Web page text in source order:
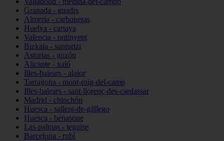
Granada - guadix
Almería - carboneras
Huelva - cartaya
Valencia - ontinyent
Bizkaia - santurtzi
Asturias - gozón
Alicante - xaló
Illes-balears - alaior
Tarragona - mont-roig-del-camp
Illes-balears - sant-llorenç-des-cardassar
Madrid - chinchón
Huesca - sallent-de-gállego
Huesca - benasque
Las-palmas - teguise
Barcelona - rubí